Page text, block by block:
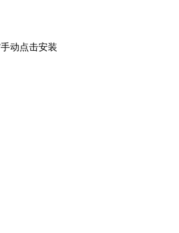
动点击安装